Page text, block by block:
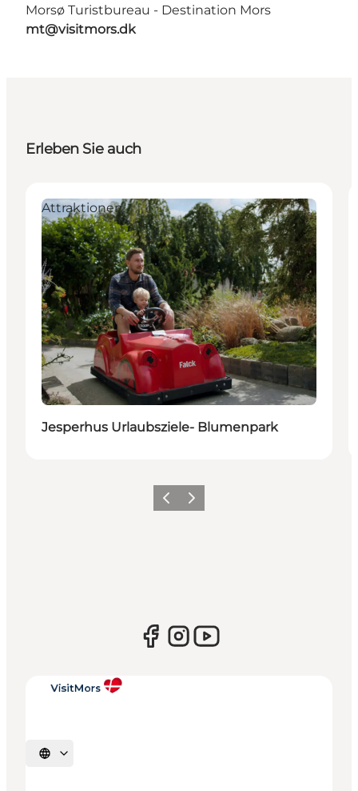
Morsø Turistbureau - Destination Mors
mt@visitmors.dk
Erleben Sie auch
Attraktionen
Jesperhus Urlaubsziele- Blumenpark
Vorherige Folie
Nächste Folie
Sprache auswählen